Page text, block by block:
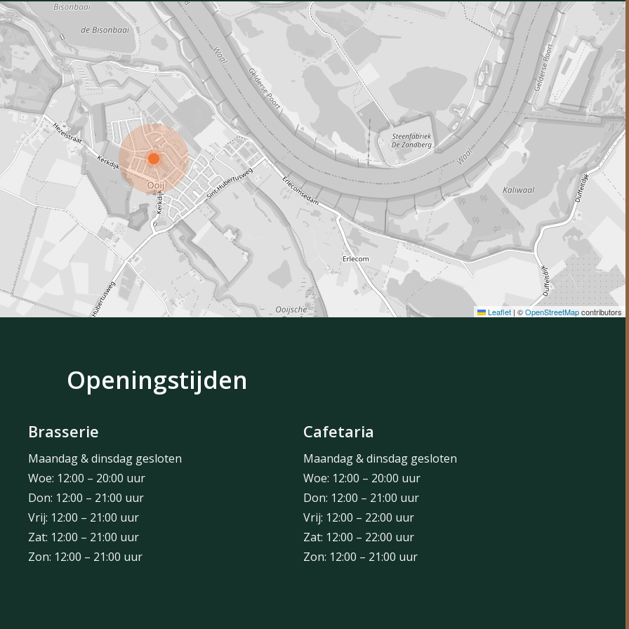
Leaflet | ©OpenStreetMapcontributors
Openingstijden
Brasserie
Maandag & dinsdag gesloten
Woe: 12:00 – 20:00 uur
Don: 12:00 – 21:00 uur
Vrij: 12:00 – 21:00 uur
Zat: 12:00 – 21:00 uur
Zon: 12:00 – 21:00 uur
Cafetaria
Maandag & dinsdag gesloten
Woe: 12:00 – 20:00 uur
Don: 12:00 – 21:00 uur
Vrij: 12:00 – 22:00 uur
Zat: 12:00 – 22:00 uur
Zon: 12:00 – 21:00 uur